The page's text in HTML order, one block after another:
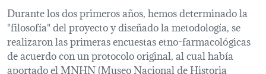
Durante los dos primeros años, hemos determinado la
"filosofía" del proyecto y diseñado la metodología, se
realizaron las primeras encuestas etno-farmacológicas
de acuerdo con un protocolo original, al cual había
aportado el MNHN (Museo Nacional de Historia